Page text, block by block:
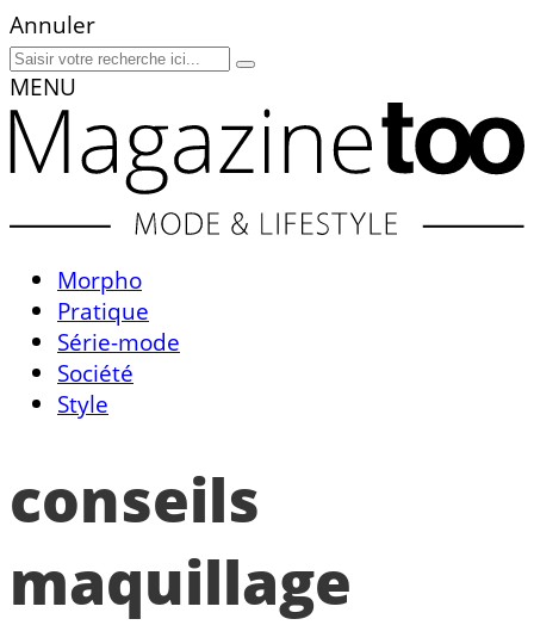
Annuler
MENU
Morpho
Pratique
Série-mode
Société
Style
conseils
maquillage